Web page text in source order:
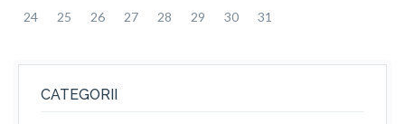
24 25 26 27 28 29 30 31
CATEGORII